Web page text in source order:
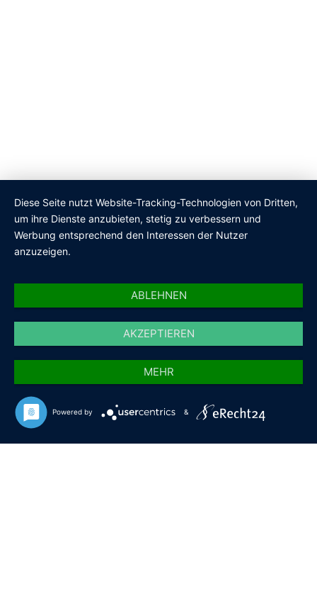
Diese Seite nutzt Website-Tracking-Technologien von Dritten,
um ihre Dienste anzubieten, stetig zu verbessern und
Werbung entsprechend den Interessen der Nutzer
anzuzeigen.
ABLEHNEN
AKZEPTIEREN
MEHR
Powered by &